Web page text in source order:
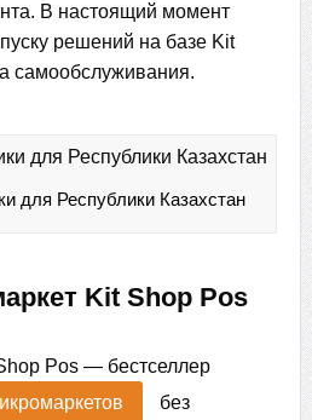
В настоящий момент
решений на базе Kit
самообслуживания.
для Республики Казахстан
Kit Shop Pos
Pos — бестселлер
без